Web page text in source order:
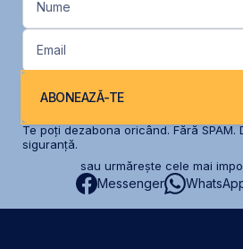
Nume
Email
ABONEAZĂ-TE
Te poți dezabona oricând. Fără SPAM.
siguranță.
sau urmărește cele mai
Messenger